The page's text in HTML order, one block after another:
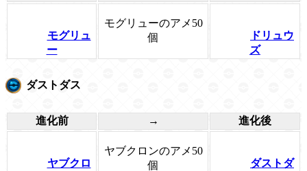
モグリュ
ー
モグリューのアメ50
個
ドリュウ
ズ
ダストダス
進化前 → 進化後
ヤブクロ
ヤブクロンのアメ50
個
ダストダ